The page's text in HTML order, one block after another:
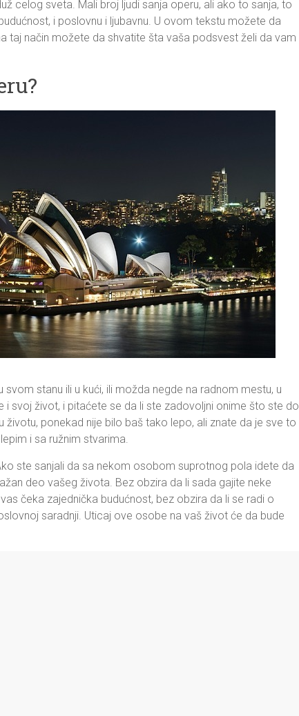
celog sveta. Mali broj ljudi sanja operu, ali ako to sanja, to
i poslovnu i ljubavnu. U ovom tekstu možete da
taj način možete da shvatite šta vaša podsvest želi da vam
svom stanu ili u kući, ili možda negde na radnom mestu, u
svoj život, i pitaćete se da li ste zadovoljni onime što ste do
ponekad nije bilo baš tako lepo, ali znate da je sve to
i sa ružnim stvarima.
ste sanjali da sa nekom osobom suprotnog pola idete da
deo vašeg života. Bez obzira da li sada gajite neke
čeka zajednička budućnost, bez obzira da li se radi o
saradnji. Uticaj ove osobe na vaš život će da bude